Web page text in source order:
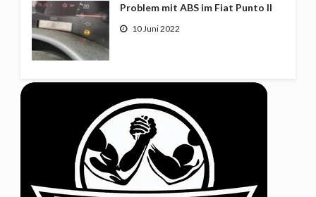
Problem mit ABS im Fiat Punto II
10 Juni 2022